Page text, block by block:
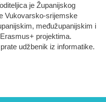
je Županijskog
Vukovarsko-srijemske
međužupanijskim i
projektima.
udžbenik iz informatike.